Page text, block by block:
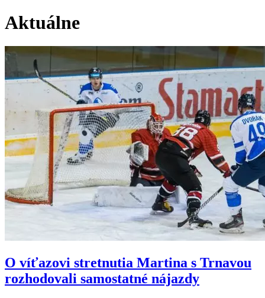
Aktuálne
O víťazovi stretnutia Martina s Trnavou
rozhodovali samostatné nájazdy